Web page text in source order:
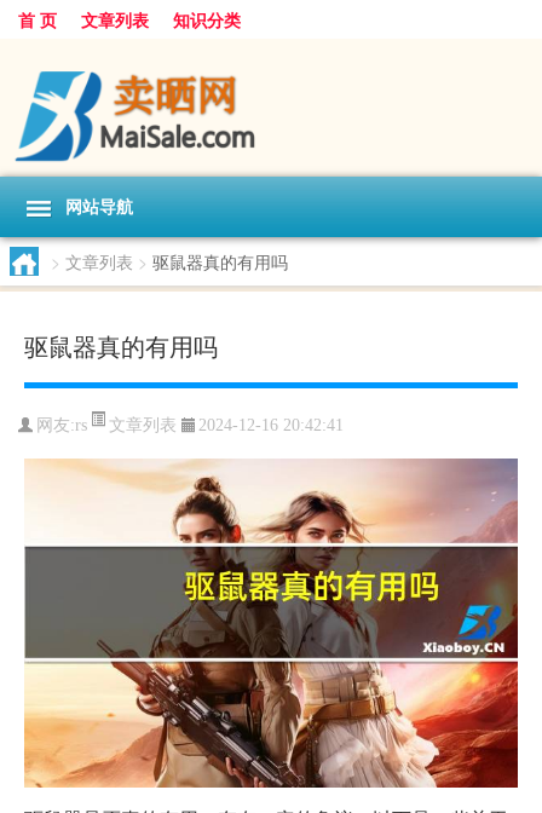
首 页 文章列表 知识分类
网站导航
> 文章列表 > 驱鼠器真的有用吗
驱鼠器真的有用吗
网友:rs 文章列表 2024-12-16 20:42:41